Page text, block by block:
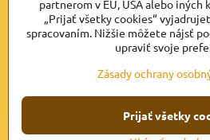
Samospráva
Užitočné odkazy
©2026
Predvoľby súkromiaZásady
partnerom v EÚ, USA alebo
„Prijať všetky cookies“
spracovaním. Nižšie môžete nájsť
upraviť svoje
Zásady ochrany
Prijať všetky